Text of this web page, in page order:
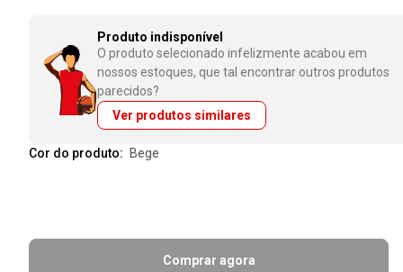
Produto indisponível
O produto selecionado infelizmente acabou em
nossos estoques, que tal encontrar outros produtos
parecidos?
Ver produtos similares
Cor do produto: bege
Comprar agora